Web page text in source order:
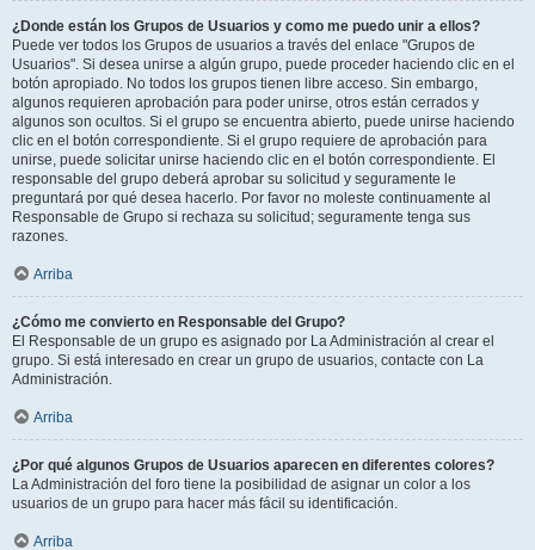
¿Donde están los Grupos de Usuarios y como me puedo unir a ellos?
Puede ver todos los Grupos de usuarios a través del enlace "Grupos de
Usuarios". Si desea unirse a algún grupo, puede proceder haciendo clic en el
botón apropiado. No todos los grupos tienen libre acceso. Sin embargo,
algunos requieren aprobación para poder unirse, otros están cerrados y
algunos son ocultos. Si el grupo se encuentra abierto, puede unirse haciendo
clic en el botón correspondiente. Si el grupo requiere de aprobación para
unirse, puede solicitar unirse haciendo clic en el botón correspondiente. El
responsable del grupo deberá aprobar su solicitud y seguramente le
preguntará por qué desea hacerlo. Por favor no moleste continuamente al
Responsable de Grupo si rechaza su solicitud; seguramente tenga sus
razones.
Arriba
¿Cómo me convierto en Responsable del Grupo?
El Responsable de un grupo es asignado por La Administración al crear el
grupo. Si está interesado en crear un grupo de usuarios, contacte con La
Administración.
Arriba
¿Por qué algunos Grupos de Usuarios aparecen en diferentes colores?
La Administración del foro tiene la posibilidad de asignar un color a los
usuarios de un grupo para hacer más fácil su identificación.
Arriba